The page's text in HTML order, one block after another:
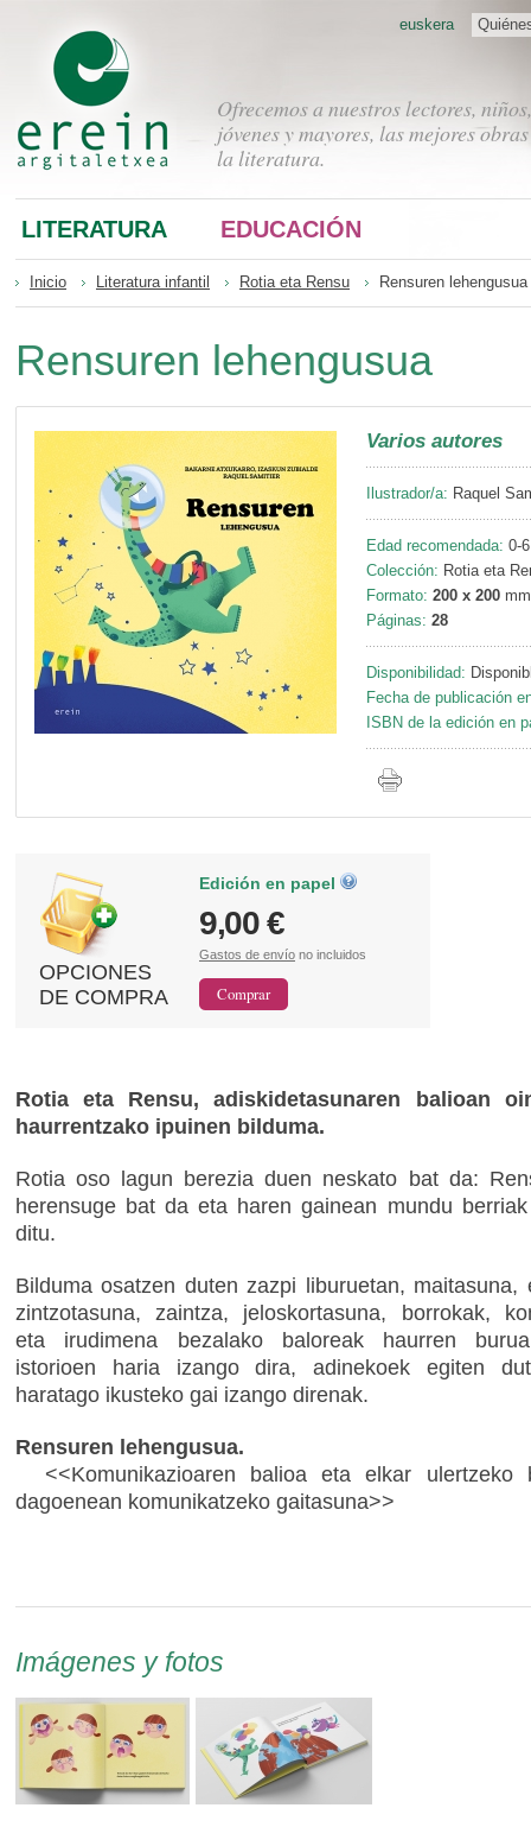
Ofrecemos a nuestros lectores, niños,
jóvenes y mayores, las mejores
la literatura.
euskera
LITERATURA EDUCACIÓN
Inicio Literatura infantil Rotia eta Rensu Rensuren lehengusua
Rensuren lehengusua
Varios autores
Ilustrador/a: Raquel
Edad recomendada: 0-
Colección: Rotia eta
Formato: 200 x 200 mm
Páginas: 28
Disponibilidad:
Fecha de publicación
ISBN de la edición en
OPCIONES
DE COMPRA
Edición en papel
9,00 €
Gastos de envío no incluidos
Rotia eta Rensu, adiskidetasunaren balioan
haurrentzako ipuinen bilduma.
Rotia oso lagun berezia duen neskato bat da:
herensuge bat da eta haren gainean mundu
ditu.
Bilduma osatzen duten zazpi liburuetan, maitasuna,
zintzotasuna, zaintza, jeloskortasuna, borrokak,
eta irudimena bezalako baloreak haurren
istorioen haria izango dira, adinekoek egiten
haratago ikusteko gai izango direnak.
Rensuren lehengusua.
<<Komunikazioaren balioa eta elkar ulertzeko
dagoenean komunikatzeko gaitasuna>>
Imágenes y fotos